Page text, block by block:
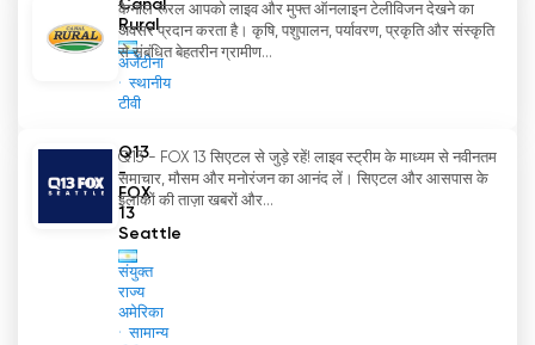
Canal
Rural
अर्जेंटीना
स्थानीय
टीवी
कैनाल रूरल आपको लाइव और मुफ्त ऑनलाइन टेलीविजन देखने का
अवसर प्रदान करता है। कृषि, पशुपालन, पर्यावरण, प्रकृति और संस्कृति
से संबंधित बेहतरीन ग्रामीण...
Q13
-
FOX
13
Seattle
संयुक्त
राज्य
अमेरिका
सामान्य
Q13 - FOX 13 सिएटल से जुड़े रहें! लाइव स्ट्रीम के माध्यम से नवीनतम
समाचार, मौसम और मनोरंजन का आनंद लें। सिएटल और आसपास के
इलाकों की ताज़ा खबरों और...